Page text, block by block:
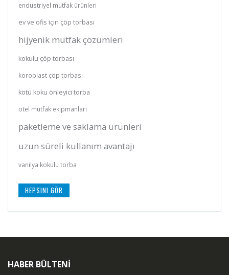
endüstriyel mutfak ürünleri
ev ve ofis için çöp torbası
hijyenik mutfak çözümleri
kokulu çöp torbası
koroplast çöp torbası
kötü koku önleyici torba
otel mutfak ekipmanları
paketleme ve saklama ürünleri
uzun süreli kullanım avantajı
vanilya kokulu torba
HEPSINI GÖR
HABER BÜLTENİ